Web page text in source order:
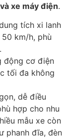
xe máy điện.
tích xi lanh
km/h, phù
động cơ điện
tối đa không
dễ điều
hợp cho nhu
mẫu xe còn
phanh đĩa, đèn